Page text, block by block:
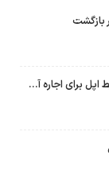
بازگشت
برنامه Apple Upgrade معرفی شد؛ شرایط اپل برای اجاره آیفون، آیپد، مک و اپل واچ